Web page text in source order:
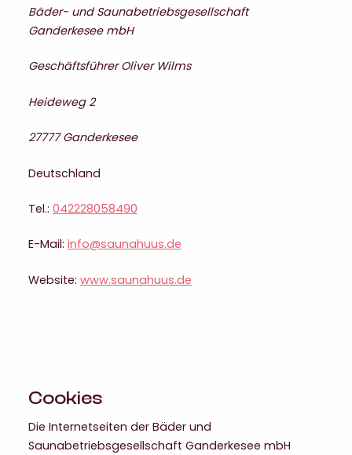
Bäder- und Saunabetriebsgesellschaft
Ganderkesee mbH
Geschäftsführer Oliver Wilms
Heideweg 2
27777 Ganderkesee
Deutschland
Tel.: 042228058490
E-Mail: info@saunahuus.de
Website: www.saunahuus.de
Cookies
Die Internetseiten der Bäder und
Saunabetriebsgesellschaft Ganderkesee mbH